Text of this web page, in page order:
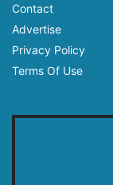
Contact
Advertise
Privacy Policy
Terms Of Use